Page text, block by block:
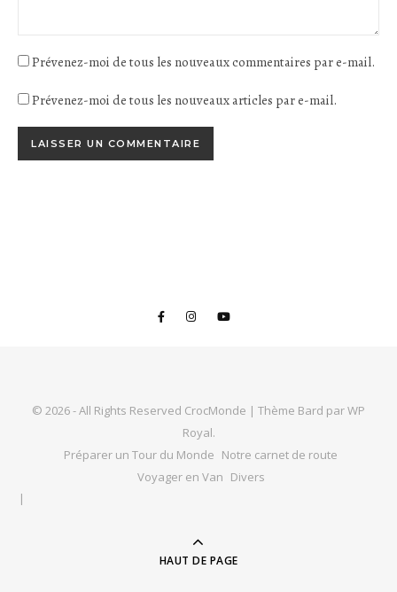
Prévenez-moi de tous les nouveaux commentaires par e-mail.
Prévenez-moi de tous les nouveaux articles par e-mail.
© 2026 - All Rights Reserved CrocMonde | Thème Bard parWP
Royal.
Préparer un Tour du Monde Notre carnet de route
Voyager en Van Divers
HAUT DE PAGE